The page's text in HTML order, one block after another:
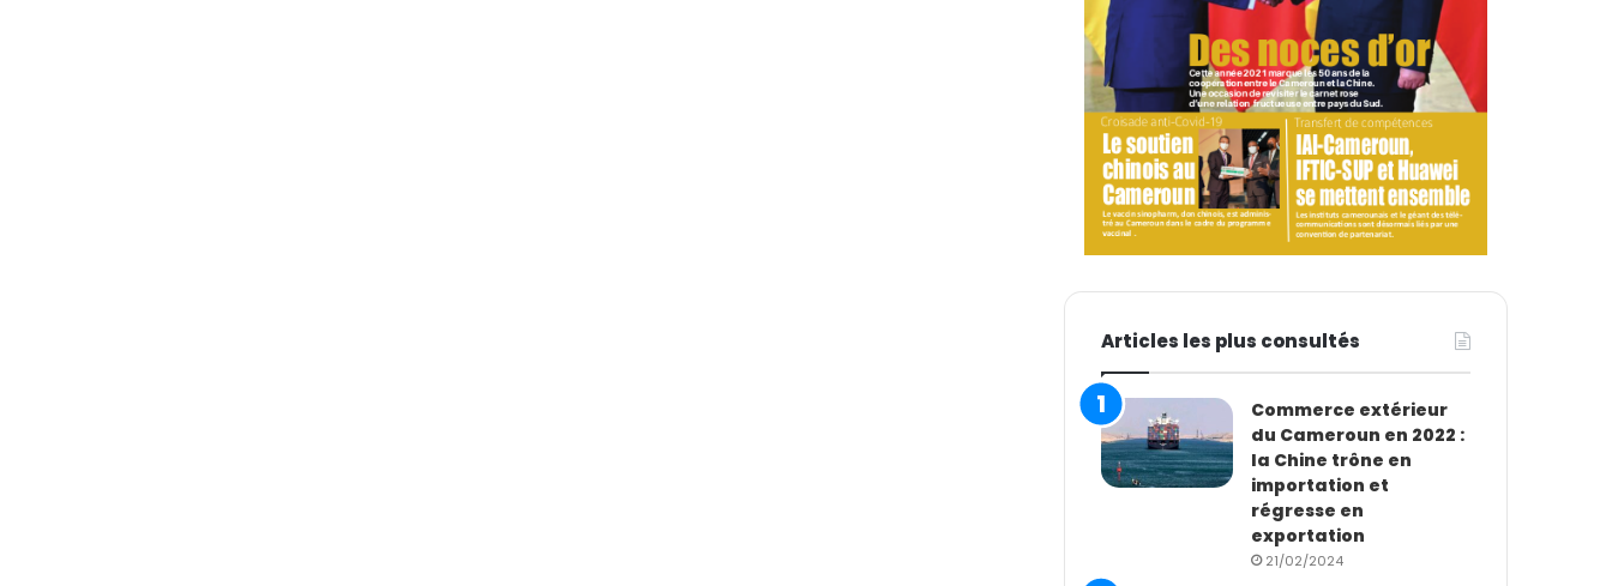
Articles les plus consultés
Commerce extérieur
du Cameroun en 2022 :
la Chine trône en
importation et
régresse en
exportation
21/02/2024